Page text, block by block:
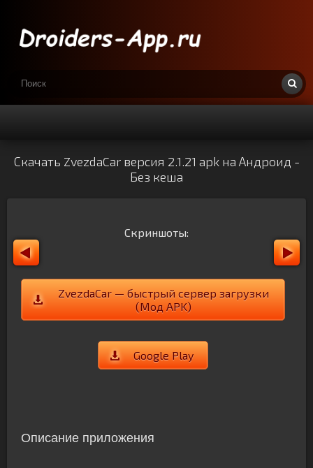
Скачать ZvezdaCar версия 2.1.21 apk на Андроид -
Без кеша
Скриншоты:
ZvezdaCar — быстрый сервер загрузки
(Мод APK)
Google Play
Описание приложения